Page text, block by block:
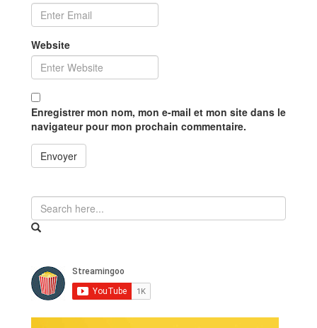
Website
Enregistrer mon nom, mon e-mail et mon site dans le
navigateur pour mon prochain commentaire.